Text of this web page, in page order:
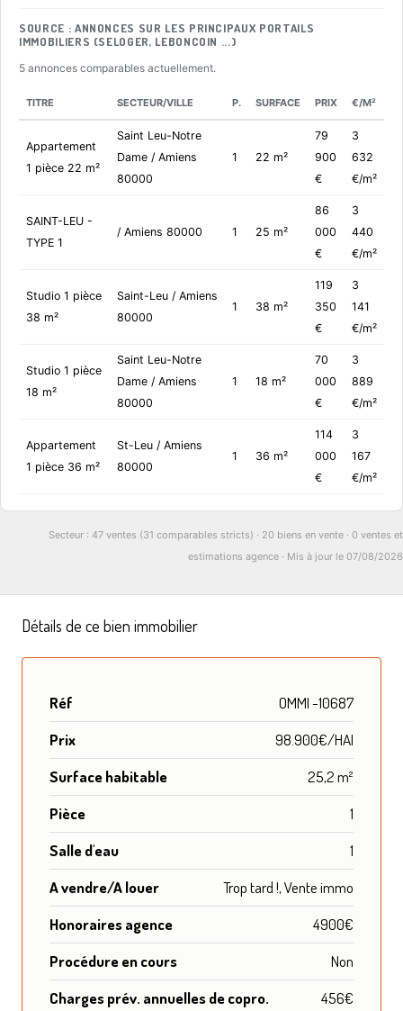
SOURCE : ANNONCES SUR LES PRINCIPAUX PORTAILS
IMMOBILIERS (SELOGER, LEBONCOIN ...)
5 annonces comparables actuellement.
TITRE SECTEUR/VILLE P. SURFACE PRIX €/M²
Appartement
1 pièce 22 m²
Saint Leu-Notre
Dame / Amiens
80000
1 22 m²
79
900
€
3
632
€/m²
SAINT-LEU -
TYPE 1
/ Amiens 80000 1 25 m²
86
000
€
3
440
€/m²
Studio 1 pièce
38 m²
Saint-Leu / Amiens
80000
1 38 m²
119
350
€
3
141
€/m²
Studio 1 pièce
18 m²
Saint Leu-Notre
Dame / Amiens
80000
1 18 m²
70
000
€
3
889
€/m²
Appartement
1 pièce 36 m²
St-Leu / Amiens
80000
1 36 m²
114
000
€
3
167
€/m²
Secteur : 47 ventes (31 comparables stricts) · 20 biens en vente · 0 ventes et
estimations agence · Mis à jour le 07/08/2026
Détails de ce bien immobilier
Réf
OMMI -10687
Prix
98.900€/HAI
Surface habitable
25,2 m²
Pièce
1
Salle d'eau
1
A vendre/A louer
Trop tard !, Vente immo
Honoraires agence
4900€
Procédure en cours
Non
Charges prév. annuelles de copro.
456€